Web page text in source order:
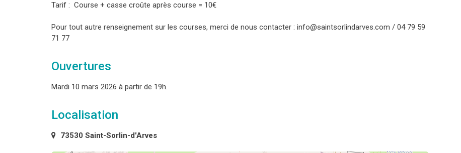
Tarif : Course + casse croûte après course = 10€
Pour tout autre renseignement sur les courses, merci de nous contacter : info@saintsorlindarves.com / 04 79 59
71 77
Ouvertures
Mardi 10 mars 2026 à partir de 19h.
Localisation
73530 Saint-Sorlin-d'Arves